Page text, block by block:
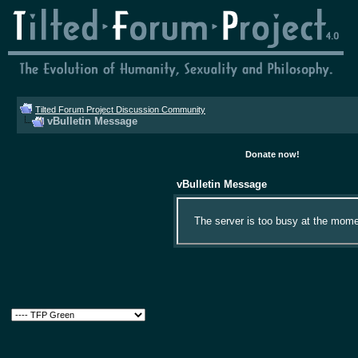
Tilted Forum Project Discussion Community
vBulletin Message
Donate now!
vBulletin Message
The server is too busy at the